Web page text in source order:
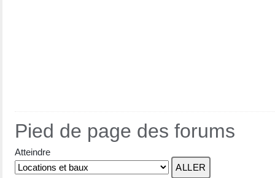
Pied de page des forums
Atteindre